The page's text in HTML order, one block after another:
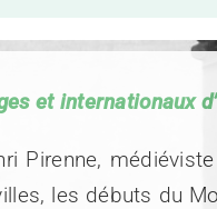
et internationaux
Pirenne,
les débuts du